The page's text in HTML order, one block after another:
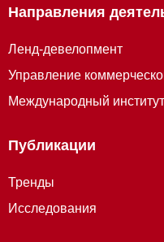
Направления
Ленд-девелопмент
Управление
Международный
Публикации
Тренды
Исследования